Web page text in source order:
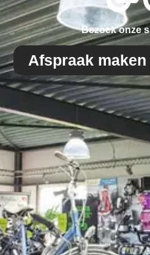
Bezoek onze
Afspraak maken